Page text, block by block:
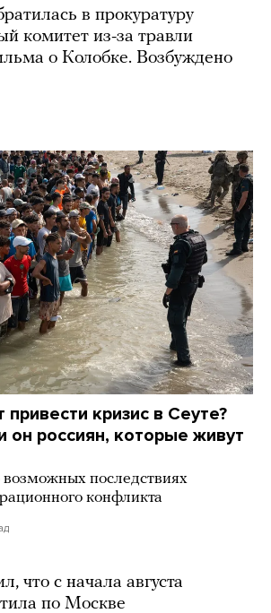
в прокуратуру
комитет из-за травли
о Колобке. Возбуждено
кризис в Сеуте?
он россиян, которые живут
возможных последствиях
конфликта
что с начала августа
по Москве